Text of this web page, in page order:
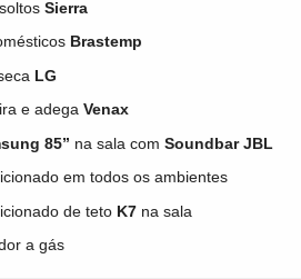
Sierra
Brastemp
LG
e adega Venax
85” na sala com Soundbar JBL
em todos os ambientes
de teto K7 na sala
a gás